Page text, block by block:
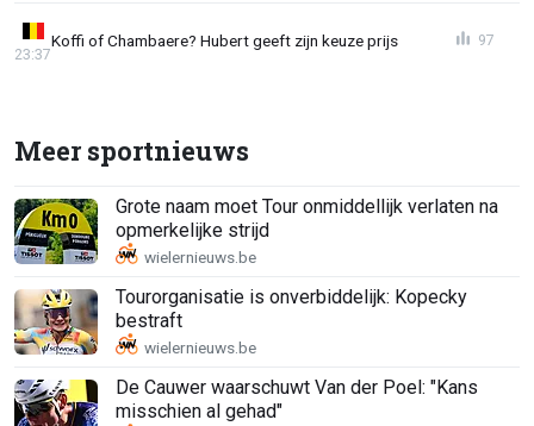
Koffi of Chambaere? Hubert geeft zijn keuze prijs
23:37
97
Meer sportnieuws
Grote naam moet Tour onmiddellijk verlaten na
opmerkelijke strijd
Tourorganisatie is onverbiddelijk: Kopecky
bestraft
De Cauwer waarschuwt Van der Poel: "Kans
misschien al gehad"